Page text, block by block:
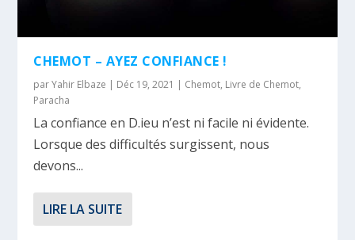
CHEMOT – AYEZ CONFIANCE !
parYahir Elbaze | Déc 19, 2021 | Chemot, Livre de Chemot,
Paracha
La confiance en D.ieu n’est ni facile ni évidente.
Lorsque des difficultés surgissent, nous
devons...
LIRE LA SUITE